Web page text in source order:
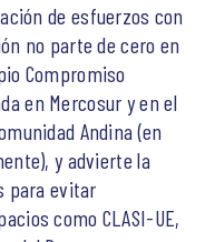
de esfuerzos con
no parte de cero en
Compromiso
en Mercosur y en el
Andina (en
y advierte la
para evitar
como CLASI-UE,